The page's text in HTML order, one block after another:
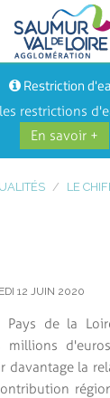
Restriction
restrictions
En savoir +
LE
12 JUIN 2020
Pays de la
davantage la